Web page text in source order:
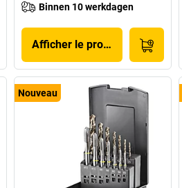
Binnen 10 werkdagen
Afficher le produit
Nouveau